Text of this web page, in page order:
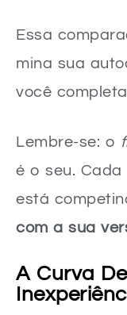
Essa
mina sua
você
Lembre-se: o
é o seu.
está
com a sua
A Curva